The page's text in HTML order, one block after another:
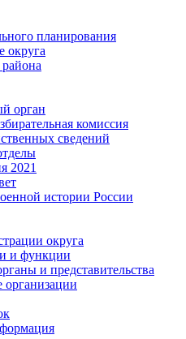
планирования
округа
орган
комиссия
сведений
2021
истории России
округа
и функции
и представительства